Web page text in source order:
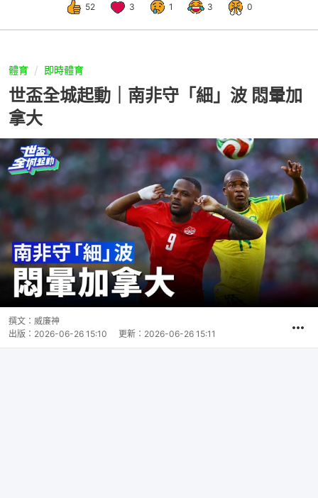
52 3 1 3 0
體育 即時體育
世盃全城起動｜南非守「細」波 悶暈加
拿大
撰文： 威廉神
出版： 2026-06-26 15:10 更新： 2026-06-26 15:11